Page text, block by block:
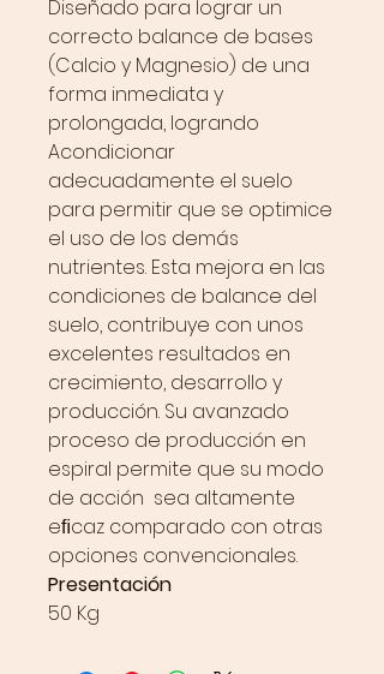
Diseñado para lograr un
correcto balance de bases
(Calcio y Magnesio) de una
forma inmediata y
prolongada, logrando
Acondicionar
adecuadamente el suelo
para permitir que se optimice
el uso de los demás
nutrientes. Esta mejora en las
condiciones de balance del
suelo, contribuye con unos
excelentes resultados en
crecimiento, desarrollo y
producción. Su avanzado
proceso de producción en
espiral permite que su modo
de acción sea altamente
eﬁcaz comparado con otras
opciones convencionales.
Presentación
50 Kg